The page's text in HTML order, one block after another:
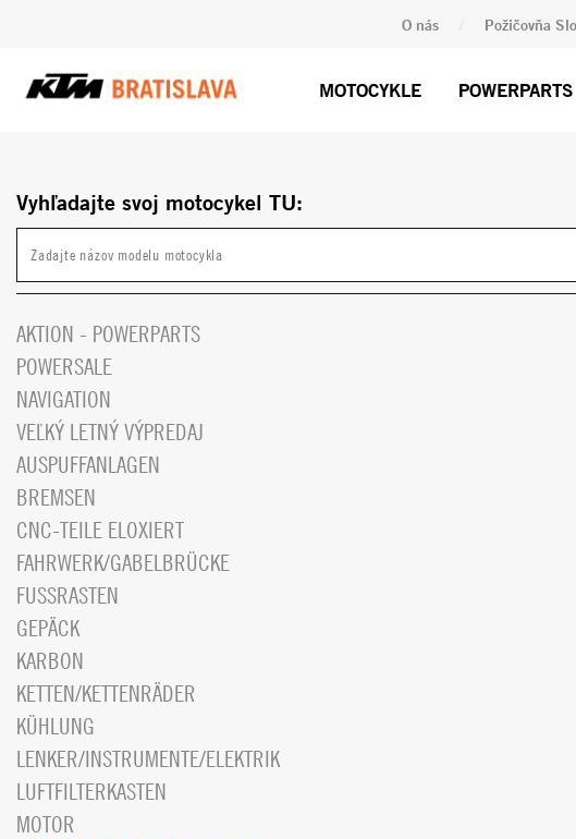
O nás Požičovňa
MOTOCYKLE POWERPARTS
Vyhľadajte svoj motocykel TU:
AKTION - POWERPARTS
POWERSALE
NAVIGATION
VEĽKÝ LETNÝ VÝPREDAJ
AUSPUFFANLAGEN
BREMSEN
CNC-TEILE ELOXIERT
FAHRWERK/GABELBRÜCKE
FUSSRASTEN
GEPÄCK
KARBON
KETTEN/KETTENRÄDER
KÜHLUNG
LENKER/INSTRUMENTE/ELEKTRIK
LUFTFILTERKASTEN
MOTOR